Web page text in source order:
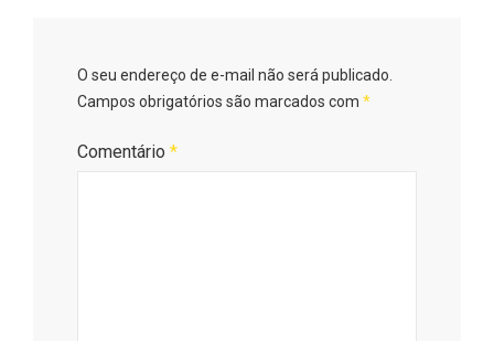
O seu endereço de e-mail não será publicado.
Campos obrigatórios são marcados com *
Comentário *